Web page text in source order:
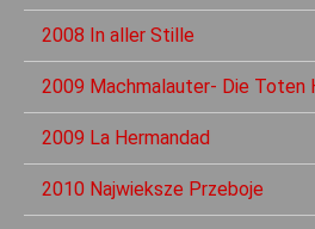
2008 In aller Stille
2009 Machmalauter- Die Toten
2009 La Hermandad
2010 Najwieksze Przeboje